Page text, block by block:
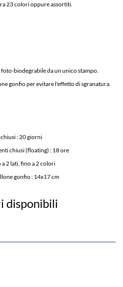
23 colori oppure assortiti.
biodegrabile da un unico stampo.
gonfio per evitare l'effetto di sgranatura.
: 20 giorni
chiusi (floating) : 18 ore
2 lati, fino a 2 colori
gonfio : 14x17 cm
disponibili